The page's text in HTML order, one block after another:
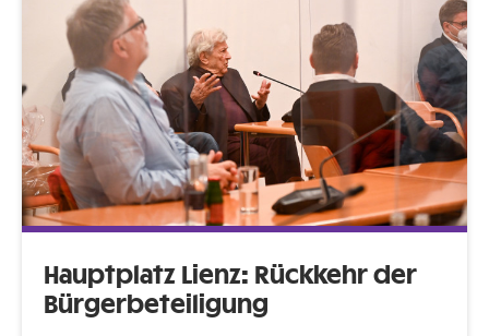
Hauptplatz Lienz: Rückkehr der
Bürgerbeteiligung